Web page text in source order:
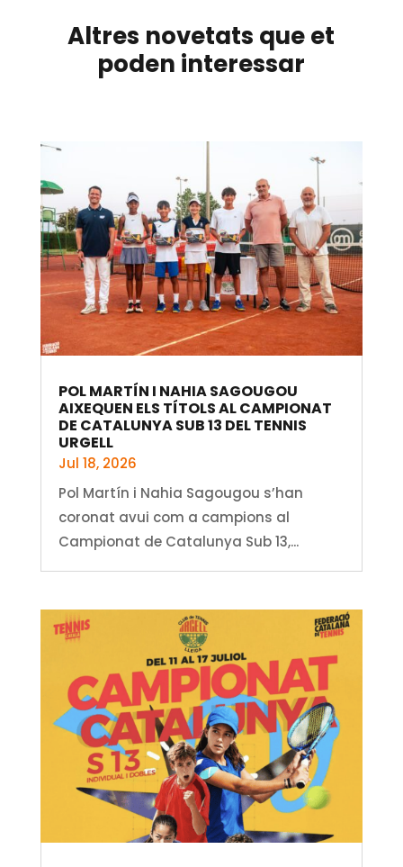
Altres novetats que et
poden interessar
POL MARTÍN I NAHIA SAGOUGOU
AIXEQUEN ELS TÍTOLS AL CAMPIONAT
DE CATALUNYA SUB 13 DEL TENNIS
URGELL
Jul 18, 2026
Pol Martín i Nahia Sagougou s’han
coronat avui com a campions al
Campionat de Catalunya Sub 13,...